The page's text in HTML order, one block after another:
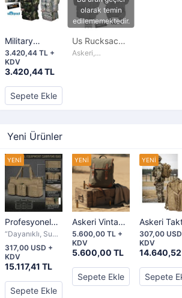
Military
Tactical
Backpacks 60
LT
3.420,44 TL
3.420,44 TL +
KDV
Sepete Ekle
Us Rucksack
Recon 88L
Askeri,
Yeni Ürünler
Profesyonel
Ekipman
Çantası –
Göreve Hazır
50L Taktik
Çanta
“Dayanıklı, Su
Geçirmez,
Fonksiyonel –
Her Koşulda
Yanınızda”
15.117,41 TL
317,00 USD +
KDV
Sepete Ekle
Askeri Vintage
tarzı Çanta
green
5.600,00 TL
5.600,00 TL +
KDV
Sepete Ekle
Askeri
Sırt Çantası
40L –
CORDURA,
Geçirmez,
İthal
14.640,52
307,00
KDV
Sepete